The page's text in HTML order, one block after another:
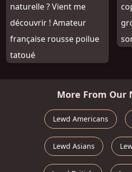
naturelle ? Vient me
découvrir ! Amateur
française rousse poilue
tatoué
More From Our
Lewd Americans
Lewd Asians